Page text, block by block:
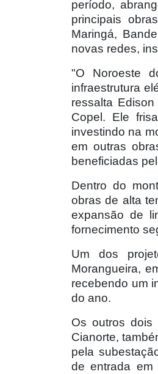
período,
principais
Maringá,
novas redes,
"O Noroeste
infraestrutura
ressalta
Copel. Ele
investindo na
em outras
beneficiadas
Dentro do
obras de alta
expansão de
fornecimento
Um dos
Morangueira,
recebendo um
do ano.
Os outros dois
Cianorte,
pela
de entrada